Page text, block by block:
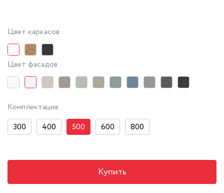
Цвет каркасов
Цвет фасадов
Комплектация
300
400 500 600 800
Купить